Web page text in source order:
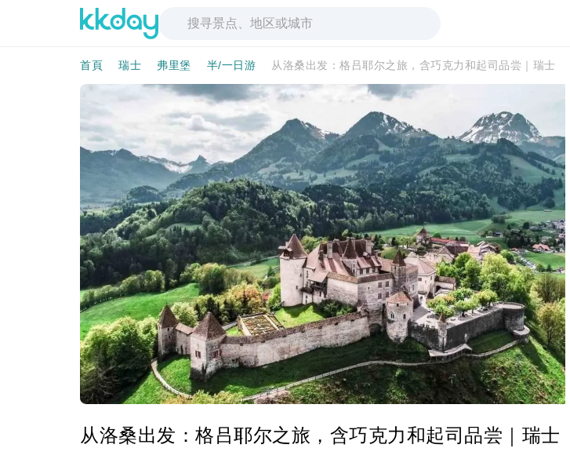
首頁 瑞士 弗里堡 半/一日游 从洛桑出发：格吕耶尔之旅，含巧克力和起司品尝｜瑞士
从洛桑出发：格吕耶尔之旅，含巧克力和起司品尝｜瑞士